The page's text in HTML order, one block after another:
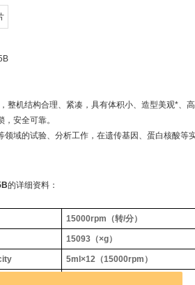
整机结构合理、紧凑，具有体积小、造型美观*、
安全可靠。
域的试验、分析工作，在遗传基因、蛋白核酸等
的详细资料：
15000rpm （转/分）
15093 （×g）
5ml×12 （15000rpm ）